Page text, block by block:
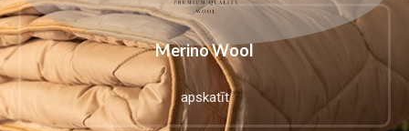
Merino Wool
apskatīt